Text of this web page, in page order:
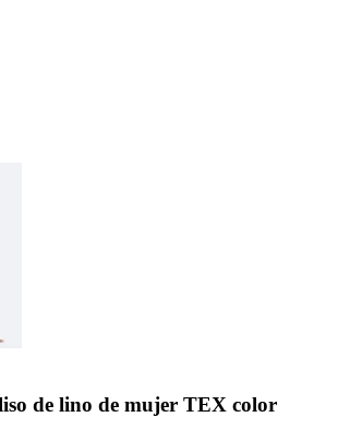
de lino de mujer TEX color